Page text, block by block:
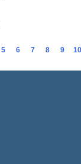
5 6 7 8 9